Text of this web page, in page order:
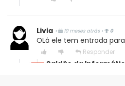
Livia • 10 meses atrás • 0
OLá ele tem entrada
Responder
Saldão da